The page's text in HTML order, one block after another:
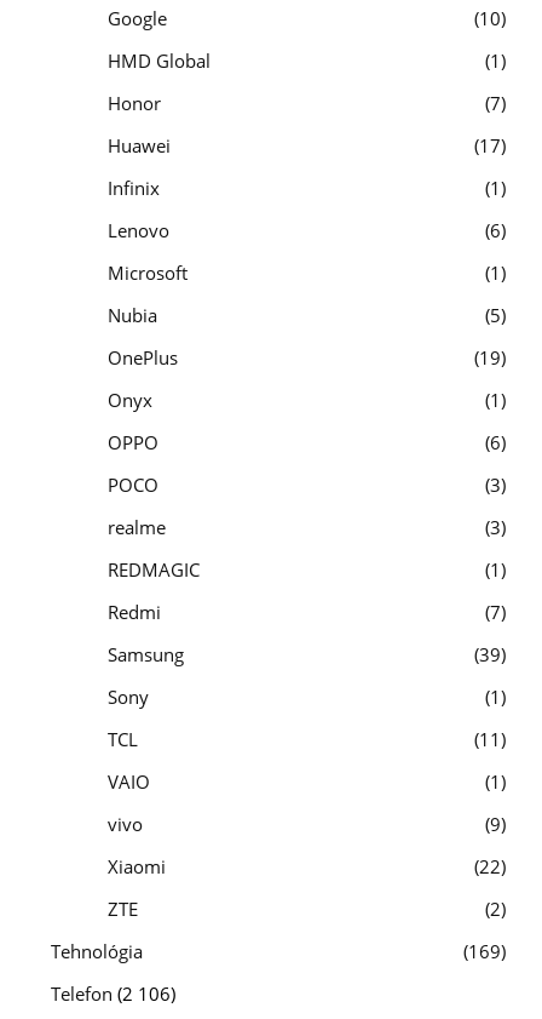
Google
10
HMD Global
1
Honor
7
Huawei
17
Infinix
1
Lenovo
6
Microsoft
1
Nubia
5
OnePlus
19
Onyx
1
OPPO
6
POCO
3
realme
3
REDMAGIC
1
Redmi
7
Samsung
39
Sony
1
TCL
11
VAIO
1
vivo
9
Xiaomi
22
ZTE
2
Tehnológia
169
Telefon (2 106)